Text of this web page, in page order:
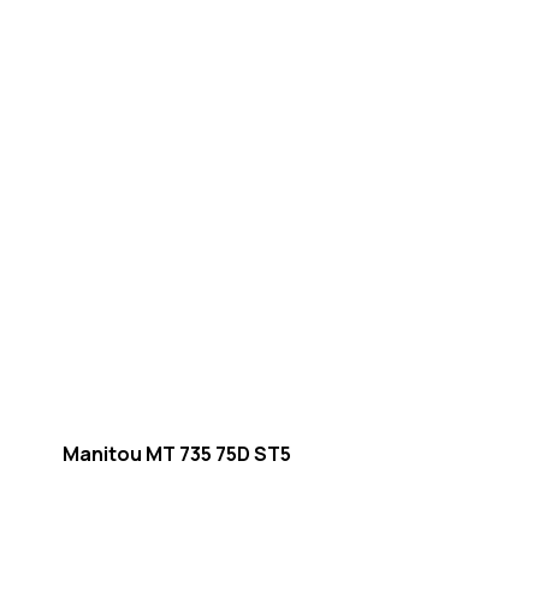
Manitou MT 735 75D ST5